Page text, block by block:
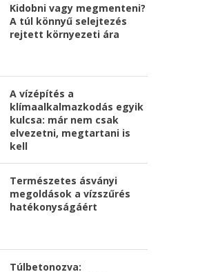
Kidobni vagy megmenteni?
A túl könnyű selejtezés
rejtett környezeti ára
A vízépítés a
klímaalkalmazkodás egyik
kulcsa: már nem csak
elvezetni, megtartani is
kell
Természetes ásványi
megoldások a vízszűrés
hatékonyságáért
Túlbetonozva: